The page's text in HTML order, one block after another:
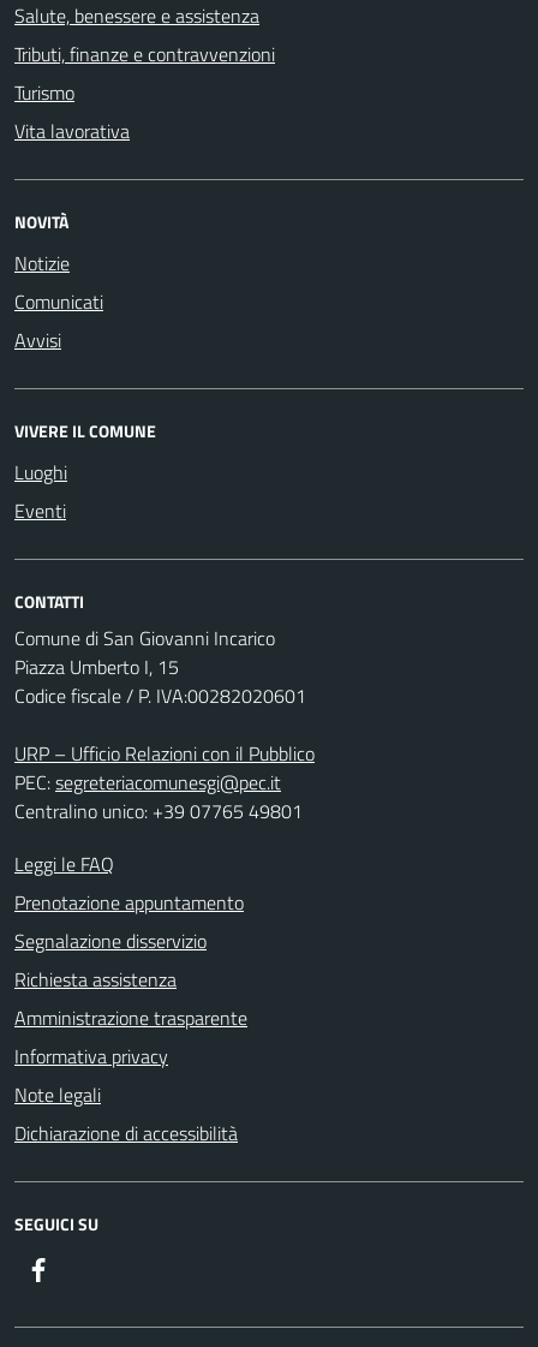
Salute, benessere e assistenza
Tributi, finanze e contravvenzioni
Turismo
Vita lavorativa
NOVITÀ
Notizie
Comunicati
Avvisi
VIVERE IL COMUNE
Luoghi
Eventi
CONTATTI
Comune di San Giovanni Incarico
Piazza Umberto I, 15
Codice fiscale / P. IVA:00282020601
URP – Ufficio Relazioni con il Pubblico
PEC:segreteriacomunesgi@pec.it
Centralino unico: +39 07765 49801
Leggi le FAQ
Prenotazione appuntamento
Segnalazione disservizio
Richiesta assistenza
Amministrazione trasparente
Informativa privacy
Note legali
Dichiarazione di accessibilità
SEGUICI SU